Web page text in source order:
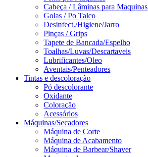
Cabeça / Lâminas para Maquinas
Golas / Po Talco
Desinfect./Higiene/Jarro
Pinças / Grips
Tapete de Bancada/Espelho
Toalhas/Luvas/Descartaveis
Lubrificantes/Oleo
Aventais/Penteadores
Tintas e descoloração
Pó descolorante
Oxidante
Coloração
Acessórios
Máquinas/Secadores
Máquina de Corte
Máquina de Acabamento
Máquina de Barbear/Shaver